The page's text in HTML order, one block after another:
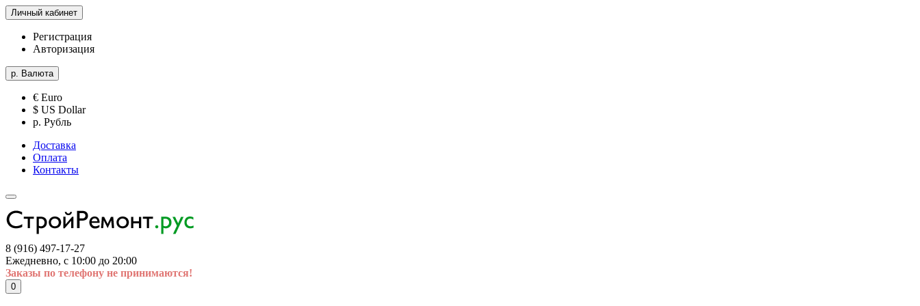
Личный кабинет
Регистрация
Авторизация
р. Валюта
€ Euro
$ US Dollar
р. Рубль
Доставка
Оплата
Контакты
8 (916) 497-17-27
Ежедневно, с 10:00 до 20:00
Заказы по телефону не принимаются!
0